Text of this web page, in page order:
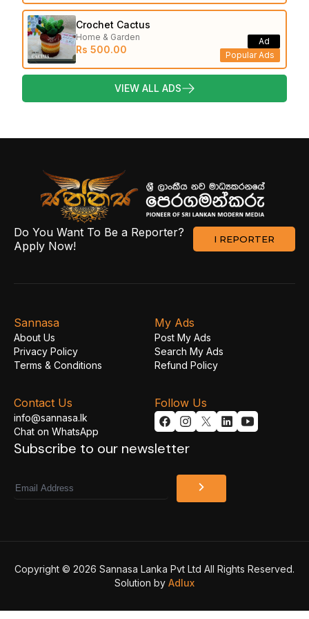
Crochet Cactus
Home & Garden
Rs 500.00 Popular Ads
Ad
VIEW ALL ADS
Do You Want To Be a Reporter?
Apply Now!
I REPORTER
Subscribe to our newsletter
Email
Sannasa
About Us
Privacy Policy
Terms & Conditions
My Ads
Post My Ads
Search My Ads
Refund Policy
Contact Us
info@sannasa.lk
Chat on WhatsApp
Follow Us
Copyright © 2026 Sannasa Lanka Pvt Ltd All Rights Reserved.
Solution by Adlux